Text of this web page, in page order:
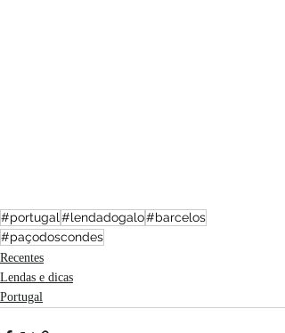
#portugal #lendadogalo#barcelos
#paçodoscondes
Recentes
Lendas e dicas
Portugal